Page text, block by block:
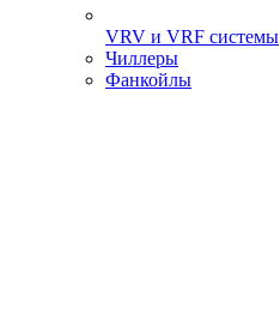
VRV и VRF системы
Чиллеры
Фанкойлы